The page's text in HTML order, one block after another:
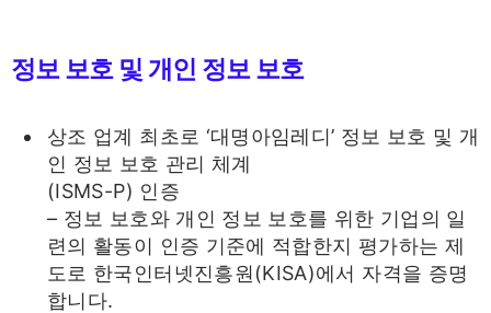
정보 보호 및 개인 정보 보호
상조 업계 최초로 ‘대명아임레디’ 정보 보호 및 개
인 정보 보호 관리 체계
(ISMS-P) 인증
– 정보 보호와 개인 정보 보호를 위한 기업의 일
련의 활동이 인증 기준에 적합한지 평가하는 제
도로 한국인터넷진흥원(KISA)에서 자격을 증명
합니다.